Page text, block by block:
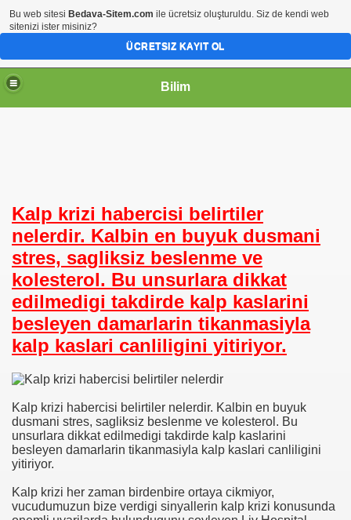
Bilim
Kalp krizi habercisi belirtiler
nelerdir. Kalbin en buyuk dusmani
stres, sagliksiz beslenme ve
kolesterol. Bu unsurlara dikkat
edilmedigi takdirde kalp kaslarini
besleyen damarlarin tikanmasiyla
kalp kaslari canliligini yitiriyor.
Kalp krizi habercisi belirtiler nelerdir. Kalbin en buyuk
dusmani stres, sagliksiz beslenme ve kolesterol. Bu
unsurlara dikkat edilmedigi takdirde kalp kaslarini
besleyen damarlarin tikanmasiyla kalp kaslari canliligini
yitiriyor.
Kalp krizi her zaman birdenbire ortaya cikmiyor,
vucudumuzun bize verdigi sinyallerin kalp krizi konusunda
77-73 Yenildi
Bu web sitesi Bedava-Sitem.com ile ücretsiz oluşturuldu. Siz de kendi web
sitenizi ister misiniz?
ÜCRETSIZ KAYIT OL